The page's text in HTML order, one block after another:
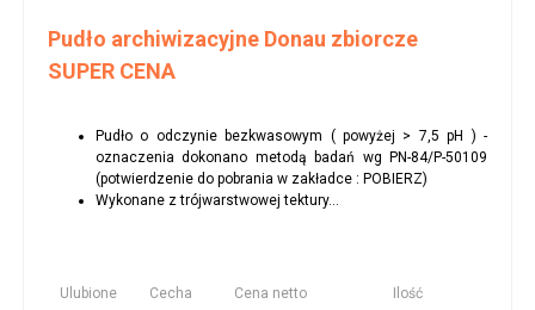
Pudło archiwizacyjne Donau zbiorcze
SUPER CENA
Pudło o odczynie bezkwasowym ( powyżej > 7,5 pH ) -
oznaczenia dokonano metodą badań wg PN-84/P-50109
(potwierdzenie do pobrania w zakładce : POBIERZ)
Wykonane z trójwarstwowej tektury...
Ulubione Cecha Cena netto Ilość